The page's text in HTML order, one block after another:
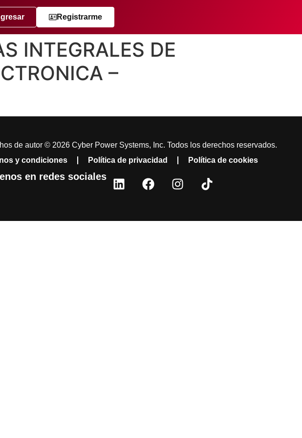
Registrarme
INTEGRALES DE
–
de autor © 2026 Cyber Power Systems, Inc. Todos los derechos reservados.
y condiciones
Política de privacidad Política de cookies
en redes sociales